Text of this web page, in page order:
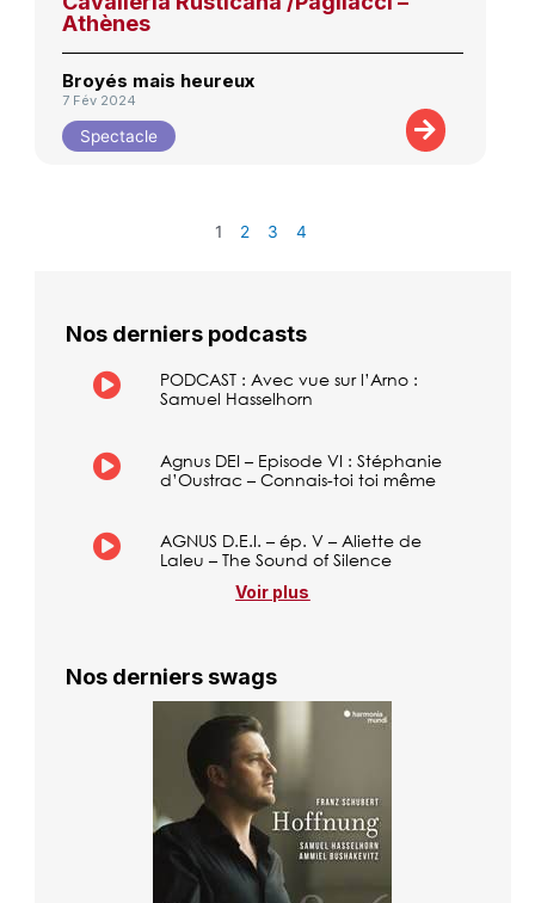
Athènes
Broyés mais heureux
7 Fév 2024
Spectacle
1 2 3 4
Nos derniers podcasts
PODCAST : Avec vue sur l’Arno :
Samuel Hasselhorn
Agnus DEI – Episode VI : Stéphanie
d’Oustrac – Connais-toi toi même
AGNUS D.E.I. – ép. V – Aliette de
Laleu – The Sound of Silence
Voir plus
Nos derniers swags